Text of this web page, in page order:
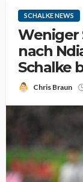
SCHALKE NEWS
Weniger
nach
Schalke
Chris Braun